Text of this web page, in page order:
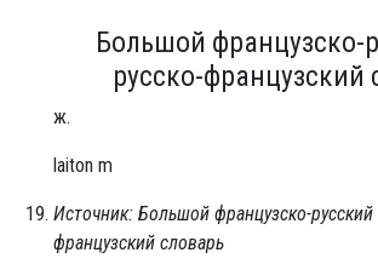
Большой французско-
русско-французский
ж.
laiton m
Источник: Большой французско-русский
французский словарь